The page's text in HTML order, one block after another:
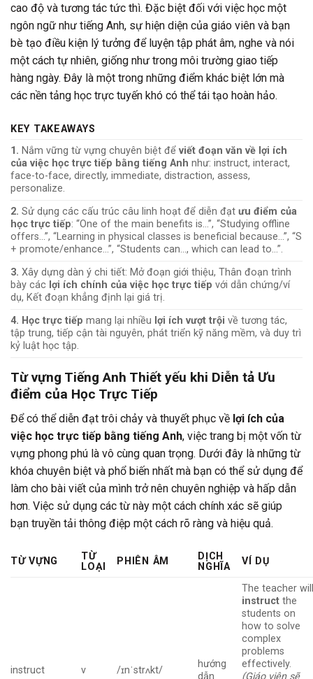
cao độ và tương tác tức thì. Đặc biệt đối với việc học một
ngôn ngữ như tiếng Anh, sự hiện diện của giáo viên và bạn
bè tạo điều kiện lý tưởng để luyện tập phát âm, nghe và nói
một cách tự nhiên, giống như trong môi trường giao tiếp
hàng ngày. Đây là một trong những điểm khác biệt lớn mà
các nền tảng học trực tuyến khó có thể tái tạo hoàn hảo.
KEY TAKEAWAYS
1. Nắm vững từ vựng chuyên biệt để viết đoạn văn về lợi ích
của việc học trực tiếp bằng tiếng Anh như: instruct, interact,
face-to-face, directly, immediate, distraction, assess,
personalize.
2. Sử dụng các cấu trúc câu linh hoạt để diễn đạt ưu điểm của
học trực tiếp: “One of the main benefits is…”, “Studying offline
offers…”, “Learning in physical classes is beneficial because…”, “S
+ promote/enhance…”, “Students can…, which can lead to…”.
3. Xây dựng dàn ý chi tiết: Mở đoạn giới thiệu, Thân đoạn trình
bày các lợi ích chính của việc học trực tiếp với dẫn chứng/ví
dụ, Kết đoạn khẳng định lại giá trị.
4. Học trực tiếp mang lại nhiều lợi ích vượt trội về tương tác,
tập trung, tiếp cận tài nguyên, phát triển kỹ năng mềm, và duy trì
kỷ luật học tập.
Từ vựng Tiếng Anh Thiết yếu khi Diễn tả Ưu
điểm của Học Trực Tiếp
Để có thể diễn đạt trôi chảy và thuyết phục về lợi ích của
việc học trực tiếp bằng tiếng Anh, việc trang bị một vốn từ
vựng phong phú là vô cùng quan trọng. Dưới đây là những từ
khóa chuyên biệt và phổ biến nhất mà bạn có thể sử dụng để
làm cho bài viết của mình trở nên chuyên nghiệp và hấp dẫn
hơn. Việc sử dụng các từ này một cách chính xác sẽ giúp
bạn truyền tải thông điệp một cách rõ ràng và hiệu quả.
TỪ VỰNG
TỪ
LOẠI
PHIÊN ÂM
DỊCH
NGHĨA
VÍ DỤ
instruct v /ɪnˈstrʌkt/
hướng
The teacher
instruct the
students on
how to solve
complex
problems
effectively.